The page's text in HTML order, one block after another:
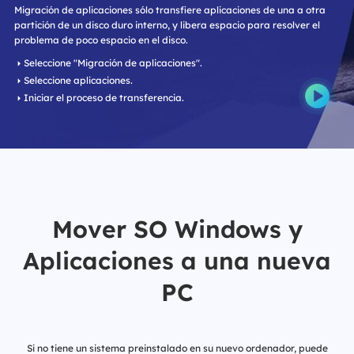
Migración de aplicaciones sólo transfiere aplicaciones de una a otra
partición de un disco duro interno, y libera espacio para resolver el
problema de poco espacio en el disco.
Seleccione "Migración de aplicaciones".
Seleccione aplicaciones.
Iniciar el proceso de transferencia.
Mover SO Windows y
Aplicaciones a una nueva
PC
Si no tiene un sistema preinstalado en su nuevo ordenador, puede